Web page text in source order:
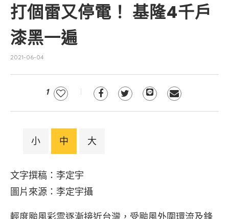
打個雷又停電！ 基隆4千戶
漆黑一遍
2021-06-04
1
小 中 大
文字撰稿：李定宇
圖片來源：李定宇攝